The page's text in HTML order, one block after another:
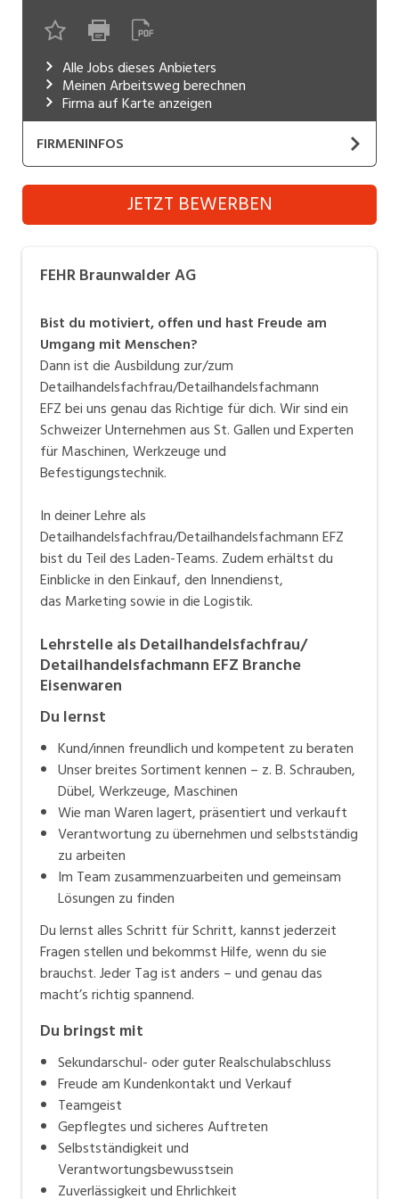
Industrie, Maschinenbau, Anlagenbau,
Produktion
Informatik, Telekommunikation
Kaufm. Berufe, Kundendienst, Verwaltung
Körperpflege, Wellness
Marketing, Kommunikation, Medien, Druck
Mechanik, Elektronik, Optik (Fertigung)
Verkauf, Handel, Kundenberatung,
Aussendienst
Alle Jobs dieses Anbieters
Meinen Arbeitsweg berechnen
Firma auf Karte anzeigen
FIRMENINFOS
FEHR Braunwalder AG
DieFehr Braunwalder AG
Verbrauchsmaterial in der Schweiz. Wir verfügen über
das umfangreichste Sortiment zu einem attraktiven
Preis- und Leistungsverhältnis mit vielfältigen und
teilweise einzigartigen Dienst- und Serviceleistungen.
Dies macht uns zum führenden Anbieter für den
Holzbauer und den Gebäudehüllen Spezialist.
JETZT BEWERBEN
FEHR Braunwalder AG
Bist du motiviert, offen und hast Freude am
Umgang mit Menschen?
Dann ist die Ausbildung zur/zum
Detailhandelsfachfrau/Detailhandelsfachmann
EFZ bei uns genau das Richtige für dich. Wir sind ein
Schweizer Unternehmen aus St. Gallen und Experten
für Maschinen, Werkzeuge und
Befestigungstechnik.
In deiner Lehre als
Detailhandelsfachfrau/Detailhandelsfachmann EFZ
bist du Teil des Laden-Teams. Zudem erhältst du
Einblicke in den Einkauf, den Innendienst,
das Marketing sowie in die Logistik.
Lehrstelle als Detailhandelsfachfrau/
Detailhandelsfachmann EFZ Branche
Eisenwaren
Du lernst
Kund/innen freundlich und kompetent zu beraten
Unser breites Sortiment kennen – z. B. Schrauben,
Dübel, Werkzeuge, Maschinen
Wie man Waren lagert, präsentiert und verkauft
Verantwortung zu übernehmen und selbstständig
zu arbeiten
Im Team zusammenzuarbeiten und gemeinsam
Lösungen zu finden
Du lernst alles Schritt für Schritt, kannst jederzeit
Fragen stellen und bekommst Hilfe, wenn du sie
brauchst. Jeder Tag ist anders – und genau das
macht’s richtig spannend.
Du bringst mit
Sekundarschul- oder guter Realschulabschluss
Freude am Kundenkontakt und Verkauf
Teamgeist
Gepflegtes und sicheres Auftreten
Selbstständigkeit und
Verantwortungsbewusstsein
Zuverlässigkeit und Ehrlichkeit